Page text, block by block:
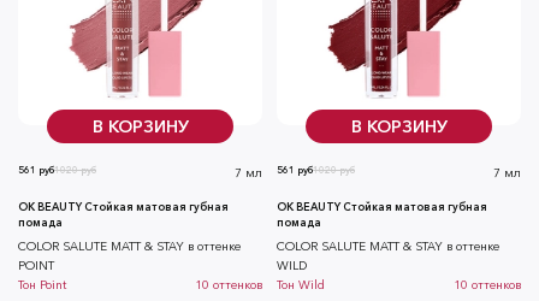
В КОРЗИНУ
1020 руб
561 руб 7 мл
OK BEAUTY Стойкая матовая губная
помада
COLOR SALUTE MATT & STAY в оттенке
POINT
Тон Point 10 оттенков
В КОРЗИНУ
1020 руб
561 руб 7 мл
OK BEAUTY Стойкая матовая губная
помада
COLOR SALUTE MATT & STAY в оттенке
WILD
Тон Wild 10 оттенков